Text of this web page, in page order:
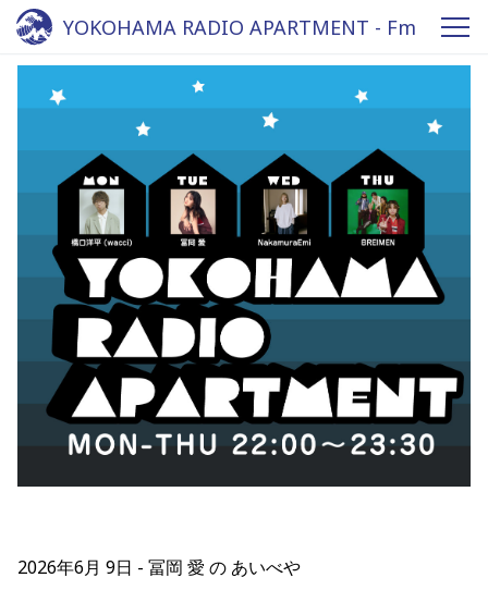
YOKOHAMA RADIO APARTMENT - Fm
yokohama 84.7
2026年6月 9日 冨岡 愛 の あいべや